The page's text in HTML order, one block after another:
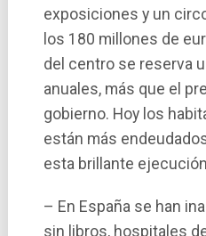
exposiciones y un
los 180 millones de
del centro se reserva
anuales, más que el
gobierno. Hoy los
están más
esta brillante
– En España se han
sin libros, hospitales